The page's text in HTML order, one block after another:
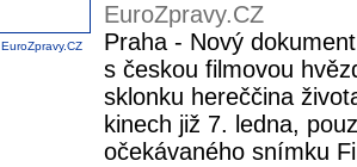
EuroZpravy.CZ
EuroZpravy.CZ
Praha - Nový
s českou filmovou
sklonku hereččina
kinech již 7. ledna,
očekávaného snímku